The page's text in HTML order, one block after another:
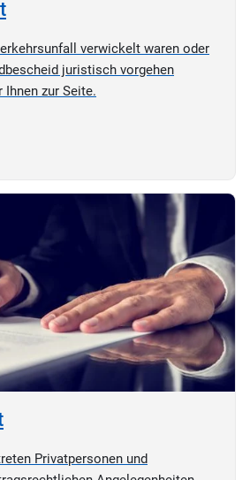
verwickelt waren oder
juristisch vorgehen
zur Seite.
Privatpersonen und